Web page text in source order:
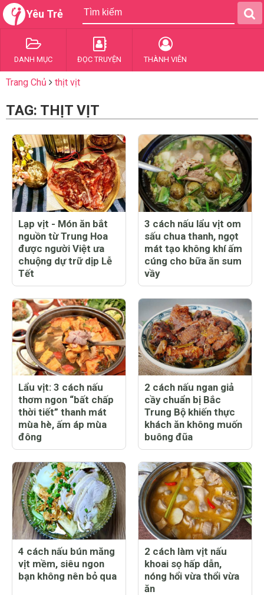
Yêu Trẻ
DANH MỤC ĐỌC TRUYỆN THÀNH VIÊN
Trang Chủ thịt vịt
TAG: THỊT VỊT
Lạp vịt - Món ăn bắt
nguồn từ Trung Hoa
được người Việt ưa
chuộng dự trữ dịp Lễ
Tết
3 cách nấu lẩu vịt om
sấu chua thanh, ngọt
mát tạo không khí ấm
cúng cho bữa ăn sum
vầy
Lẩu vịt: 3 cách nấu
thơm ngon “bất chấp
thời tiết” thanh mát
mùa hè, ấm áp mùa
đông
2 cách nấu ngan giả
cầy chuẩn bị Bắc
Trung Bộ khiến thực
khách ăn không muốn
buông đũa
4 cách nấu bún măng
vịt mềm, siêu ngon
bạn không nên bỏ qua
2 cách làm vịt nấu
khoai sọ hấp dẫn,
nóng hổi vừa thổi vừa
ăn